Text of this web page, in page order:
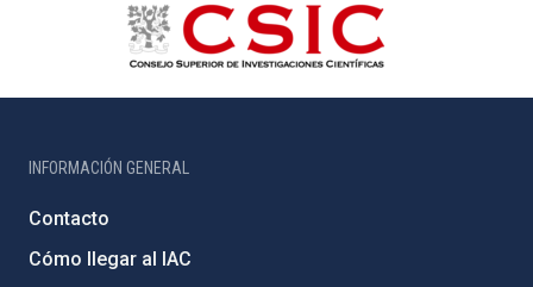
INFORMACIÓN GENERAL
Contacto
Cómo llegar al IAC